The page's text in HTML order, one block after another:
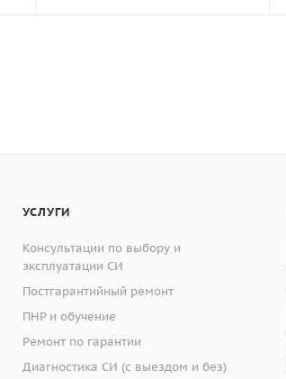
УСЛУГИ
Консультации по выбору и
эксплуатации СИ
Постгарантийный ремонт
ПНР и обучение
Ремонт по гарантии
Диагностика СИ (с выездом и без)